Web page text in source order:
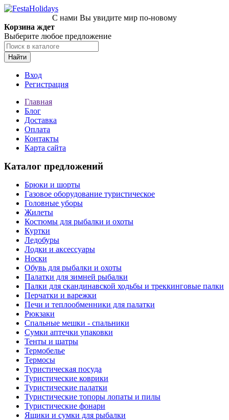
С нами Вы увидите мир по-новому
Корзина ждет
Выберите любое предложение
Найти
Вход
Регистрация
Главная
Блог
Доставка
Оплата
Контакты
Карта сайта
Каталог предложений
Брюки и шорты
Газовое оборудование туристическое
Головные уборы
Жилеты
Костюмы для рыбалки и охоты
Куртки
Ледобуры
Лодки и аксессуары
Носки
Обувь для рыбалки и охоты
Палатки для зимней рыбалки
Палки для скандинавской ходьбы и треккинговые палки
Перчатки и варежки
Печи и теплообменники для палатки
Рюкзаки
Спальные мешки - спальники
Сумки аптечки упаковки
Тенты и шатры
Термобелье
Термосы
Туристическая посуда
Туристические коврики
Туристические палатки
Туристические топоры лопаты и пилы
Туристические фонари
Ящики и сумки для рыбалки